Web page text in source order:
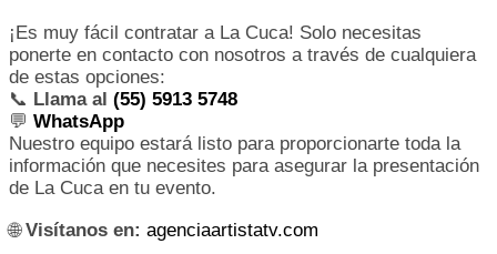
¡Es muy fácil contratar a La Cuca! Solo necesitas
ponerte en contacto con nosotros a través de cualquiera
de estas opciones:
📞 Llama al (55) 5913 5748
💬 WhatsApp
Nuestro equipo estará listo para proporcionarte toda la
información que necesites para asegurar la presentación
de La Cuca en tu evento.
🌐Visítanos en: agenciaartistatv.com